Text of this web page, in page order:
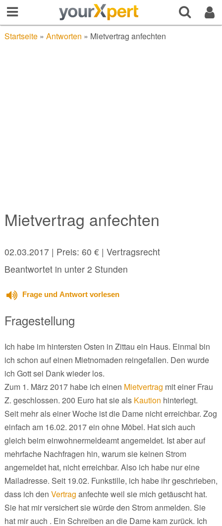
Startseite» Antworten » Mietvertrag anfechten
Mietvertrag anfechten
02.03.2017| Preis: 60 € | Vertragsrecht
Beantwortet in unter 2 Stunden
Frage und Antwort vorlesen
Fragestellung
Ich habe im hintersten Osten in Zittau ein Haus. Einmal bin
ich schon auf einen Mietnomaden reingefallen. Den wurde
ich Gott sei Dank wieder los.
Zum 1. März 2017 habe ich einen Mietvertrag mit einer Frau
Z. geschlossen. 200 Euro hat sie als Kaution hinterlegt.
Seit mehr als einer Woche ist die Dame nicht erreichbar. Zog
einfach am 16.02. 2017 ein ohne Möbel. Hat sich auch
gleich beim einwohnermeldeamt angemeldet. Ist aber auf
mehrfache Nachfragen hin, warum sie keinen Strom
angemeldet hat, nicht erreichbar. Also ich habe nur eine
Mailadresse. Seit 19.02. Funkstille, ich habe ihr geschrieben,
dass ich den Vertrag anfechte weil sie mich getäuscht hat.
Sie hat mir versichert sie würde den Strom anmelden. Sie
hat mir auch . Ein Schreiben an die Dame kam zurück. Ich